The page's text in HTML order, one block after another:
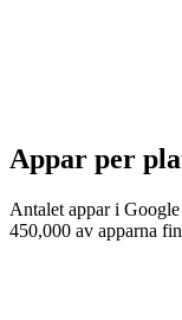
Appar per
Antalet appar i
450,000 av apparna